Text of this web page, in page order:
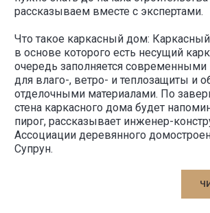
рассказываем вместе с экспертами.
Что такое каркасный дом:
в основе которого есть несущий
очередь заполняется современными
для влаго-, ветро- и теплозащиты и
отделочными материалами. По
стена каркасного дома будет
пирог, рассказывает инженер-
Ассоциации деревянного
Супрун.